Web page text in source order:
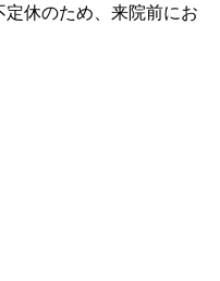
休のため、来院前にお